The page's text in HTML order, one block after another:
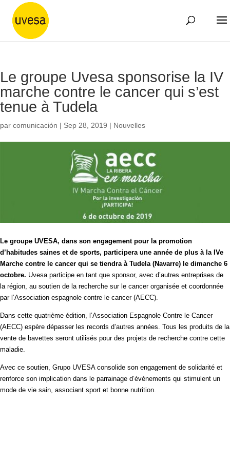
Le groupe Uvesa sponsorise la IV
marche contre le cancer qui s’est
tenue à Tudela
par comunicación | Sep 28, 2019 | Nouvelles
Le groupe UVESA, dans son engagement pour la promotion
d’habitudes saines et de sports, participera une année de plus à la IVe
Marche contre le cancer qui se tiendra à Tudela (Navarre) le dimanche 6
octobre. Uvesa participe en tant que sponsor, avec d’autres entreprises de
la région, au soutien de la recherche sur le cancer organisée et coordonnée
par l’Association espagnole contre le cancer (AECC).
Dans cette quatrième édition, l’Association Espagnole Contre le Cancer
(AECC) espère dépasser les records d’autres années. Tous les produits de la
vente de bavettes seront utilisés pour des projets de recherche contre cette
maladie.
Avec ce soutien, Grupo UVESA consolide son engagement de solidarité et
renforce son implication dans le parrainage d’événements qui stimulent un
mode de vie sain, associant sport et bonne nutrition.